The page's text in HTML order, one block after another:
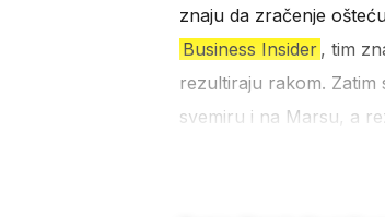
znaju da zračenje
Business Insider, tim
rezultiraju rakom. Zatim
svemiru i na Marsu, a